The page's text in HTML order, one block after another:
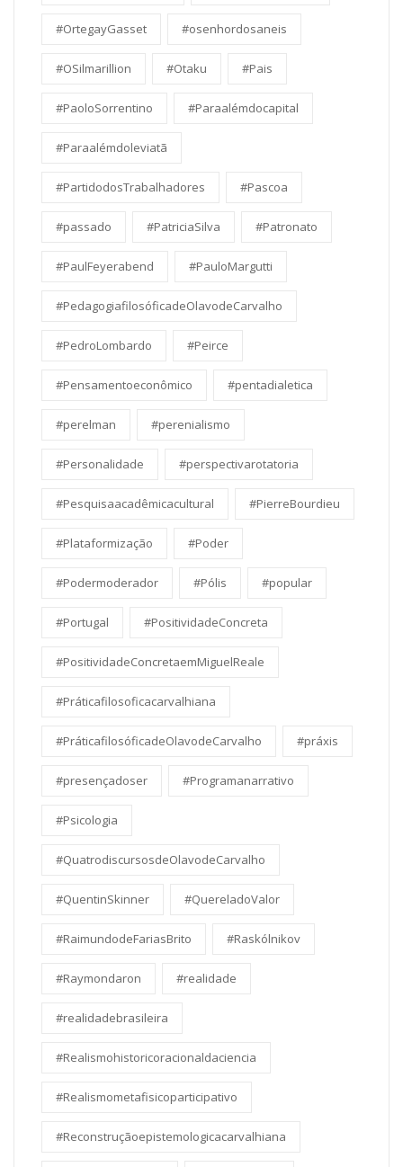
#OrtegayGasset #osenhordosaneis
#OSilmarillion #Otaku #Pais
#PaoloSorrentino #Paraalémdocapital
#Paraalémdoleviatã
#PartidodosTrabalhadores #Pascoa
#passado #PatriciaSilva #Patronato
#PaulFeyerabend #PauloMargutti
#PedagogiafilosóficadeOlavodeCarvalho
#PedroLombardo #Peirce
#Pensamentoeconômico #pentadialetica
#perelman #perenialismo
#Personalidade #perspectivarotatoria
#Pesquisaacadêmicacultural #PierreBourdieu
#Plataformização #Poder
#Podermoderador #Pólis #popular
#Portugal #PositividadeConcreta
#PositividadeConcretaemMiguelReale
#Práticafilosoficacarvalhiana
#PráticafilosóficadeOlavodeCarvalho #práxis
#presençadoser #Programanarrativo
#Psicologia
#QuatrodiscursosdeOlavodeCarvalho
#QuentinSkinner #QuereladoValor
#RaimundodeFariasBrito #Raskólnikov
#Raymondaron #realidade
#realidadebrasileira
#Realismohistoricoracionaldaciencia
#Realismometafisicoparticipativo
#Reconstruçãoepistemologicacarvalhiana